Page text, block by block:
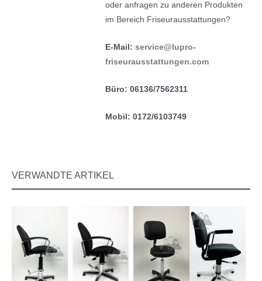
oder anfragen zu anderen Produkten
im Bereich Friseurausstattungen?
E-Mail: service@lupro-
friseurausstattungen.com
Büro: 06136/7562311
Mobil: 0172/6103749
VERWANDTE ARTIKEL